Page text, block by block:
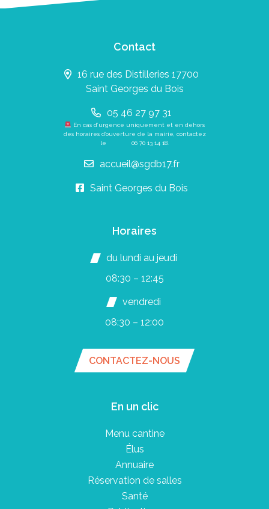
Contact
16 rue des Distilleries 17700
Saint Georges du Bois
05 46 27 97 31
En cas d’urgence uniquement et en dehors
des horaires d’ouverture de la mairie, contactez
le 06 70 13 14 18.
accueil@sgdb17.fr
Saint Georges du Bois
Horaires
du lundi au jeudi
08:30 – 12:45
vendredi
08:30 – 12:00
CONTACTEZ-NOUS
En un clic
Menu cantine
Élus
Annuaire
Réservation de salles
Santé